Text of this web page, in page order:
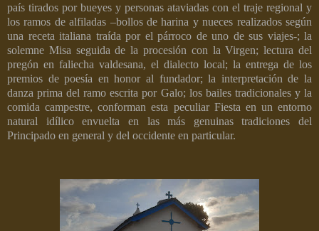
país tirados por bueyes y personas ataviadas con el traje regional y
los ramos de alfiladas –bollos de harina y nueces realizados según
una receta italiana traída por el párroco de uno de sus viajes-; la
solemne Misa seguida de la procesión con la Virgen; lectura del
pregón en faliecha valdesana, el dialecto local; la entrega de los
premios de poesía en honor al fundador; la interpretación de la
danza prima del ramo escrita por Galo; los bailes tradicionales y la
comida campestre, conforman esta peculiar Fiesta en un entorno
natural idílico envuelta en las más genuinas tradiciones del
Principado en general y del occidente en particular.